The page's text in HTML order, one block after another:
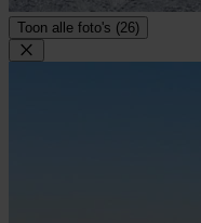
Toon alle foto's (26)